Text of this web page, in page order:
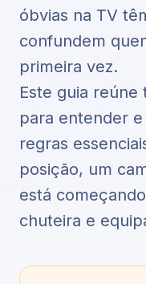
óbvias na TV
confundem
primeira vez.
Este guia
para entender
regras
posição, um
está
chuteira e